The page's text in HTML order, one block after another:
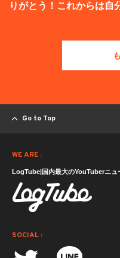
りがとう！これからは自
Go to Top
WE ARE :
LogTube|国内最大のYouTuberニュ
SOCIAL :